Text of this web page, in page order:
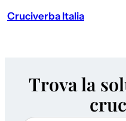
Cruciverba Italia
Trova la